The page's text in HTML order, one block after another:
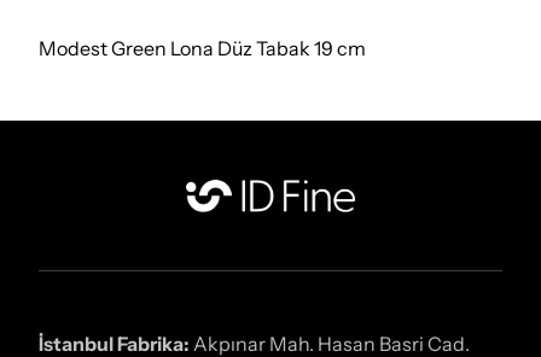
Modest Green Lona Düz Tabak 19 cm
İstanbul Fabrika: Akpınar Mah. Hasan Basri Cad.